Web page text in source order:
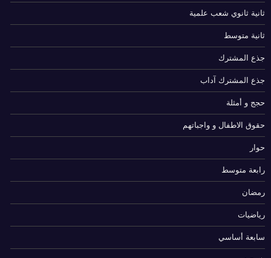
ثانية ثانوي شعب علمية
ثانية متوسط
جذع المشترك
جذع المشترك آداب
حجج و أمثلة
حقوق الاطفال و واجباتهم
حوار
رابعة متوسط
رمضان
رياضيات
سابعة أساسي